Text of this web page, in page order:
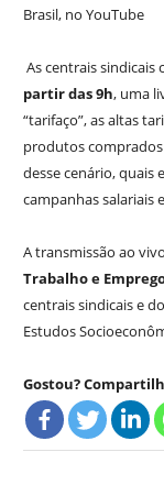
Brasil, no YouTube
As centrais sindicais
partir das 9h, uma
“tarifaço”, as altas
produtos
desse cenário, quais
campanhas salariais
A transmissão ao
Trabalho e
centrais sindicais e
Estudos
Gostou?